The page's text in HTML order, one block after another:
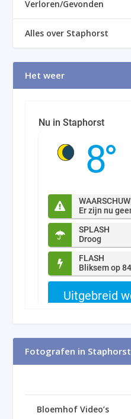
Verloren/Gevonden
Alles over Staphorst
Het weer
Fotografen in Staphorst
Bloemhof Video’s